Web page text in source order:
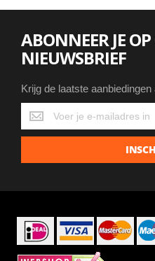
ABONNEER JE
NIEUWSBRIEF
Krijg de laatste
Krijg
de
laatste